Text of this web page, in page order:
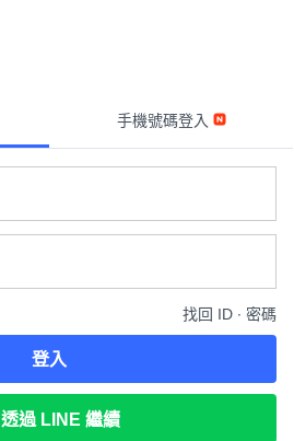
手機號碼登入
找回 ID ∙ 密碼
登入
透過 LINE 繼續